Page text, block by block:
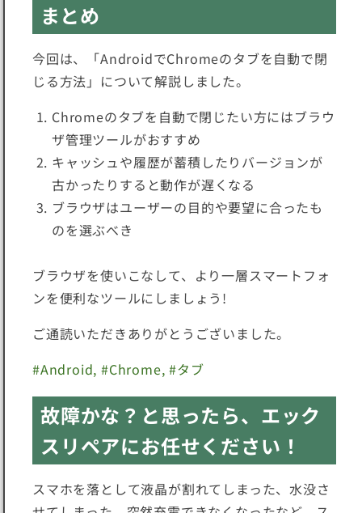
まとめ
今回は、「AndroidでChromeのタブを自動で閉
じる方法」について解説しました。
Chromeのタブを自動で閉じたい方にはブラウ
ザ管理ツールがおすすめ
キャッシュや履歴が蓄積したりバージョンが
古かったりすると動作が遅くなる
ブラウザはユーザーの目的や要望に合ったも
のを選ぶべき
ブラウザを使いこなして、より一層スマートフォ
ンを便利なツールにしましょう!
ご通読いただきありがとうございました。
#Android, #Chrome, #タブ
故障かな？と思ったら、エック
スリペアにお任せください！
スマホを落として液晶が割れてしまった、水没さ